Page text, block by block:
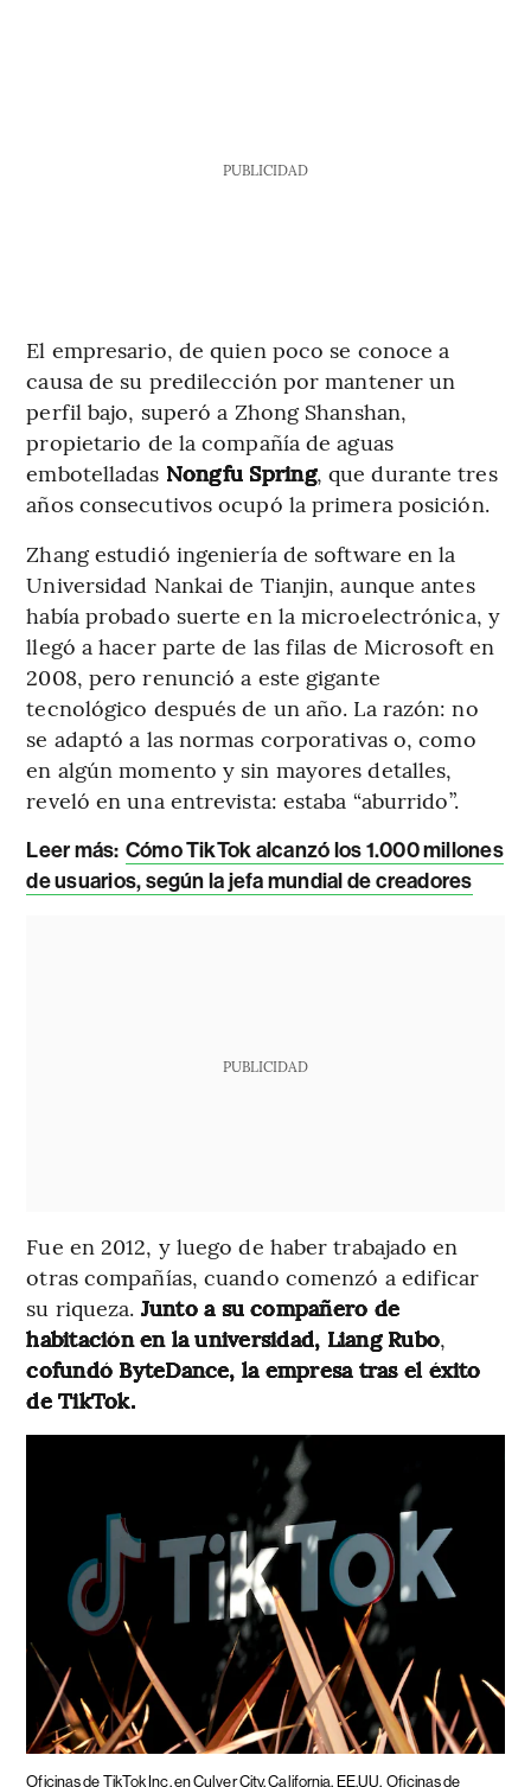
PUBLICIDAD
El empresario, de quien poco se conoce a
causa de su predilección por mantener un
perfil bajo, superó a Zhong Shanshan,
propietario de la compañía de aguas
embotelladas Nongfu Spring, que durante tres
años consecutivos ocupó la primera posición.
Zhang estudió ingeniería de software en la
Universidad Nankai de Tianjin, aunque antes
había probado suerte en la microelectrónica, y
llegó a hacer parte de las filas de Microsoft en
2008, pero renunció a este gigante
tecnológico después de un año. La razón: no
se adaptó a las normas corporativas o, como
en algún momento y sin mayores detalles,
reveló en una entrevista: estaba “aburrido”.
Leer más: Cómo TikTok alcanzó los 1.000 millones
de usuarios, según la jefa mundial de creadores
PUBLICIDAD
Fue en 2012, y luego de haber trabajado en
otras compañías, cuando comenzó a edificar
su riqueza. Junto a su compañero de
habitación en la universidad, Liang Rubo,
cofundó ByteDance, la empresa tras el éxito
de TikTok.
Oficinas de TikTok Inc. en Culver City, California, EE.UU. Oficinas de